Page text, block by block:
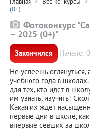
Главная Все конкурсы
(0+)
Фотоконкурс
– 2025 (0+)"
Закончился
Начало:
Не успеешь оглянуться,
учебного года в
для тех, кто идет в
им узнать, изучить!
Какая их ждет
первые дни в школе,
впервые севших за